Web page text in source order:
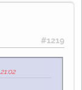
#1219